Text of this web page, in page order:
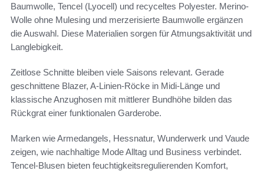
Baumwolle, Tencel (Lyocell) und recyceltes Polyester. Merino-
Wolle ohne Mulesing und merzerisierte Baumwolle ergänzen
die Auswahl. Diese Materialien sorgen für Atmungsaktivität und
Langlebigkeit.
Zeitlose Schnitte bleiben viele Saisons relevant. Gerade
geschnittene Blazer, A-Linien-Röcke in Midi-Länge und
klassische Anzughosen mit mittlerer Bundhöhe bilden das
Rückgrat einer funktionalen Garderobe.
Marken wie Armedangels, Hessnatur, Wunderwerk und Vaude
zeigen, wie nachhaltige Mode Alltag und Business verbindet.
Tencel-Blusen bieten feuchtigkeitsregulierenden Komfort,